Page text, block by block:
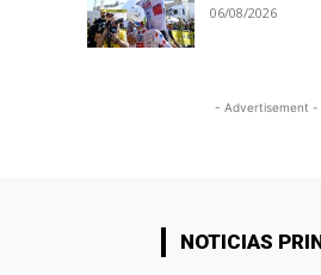
06/08/2026
- Advertisement -
NOTICIAS